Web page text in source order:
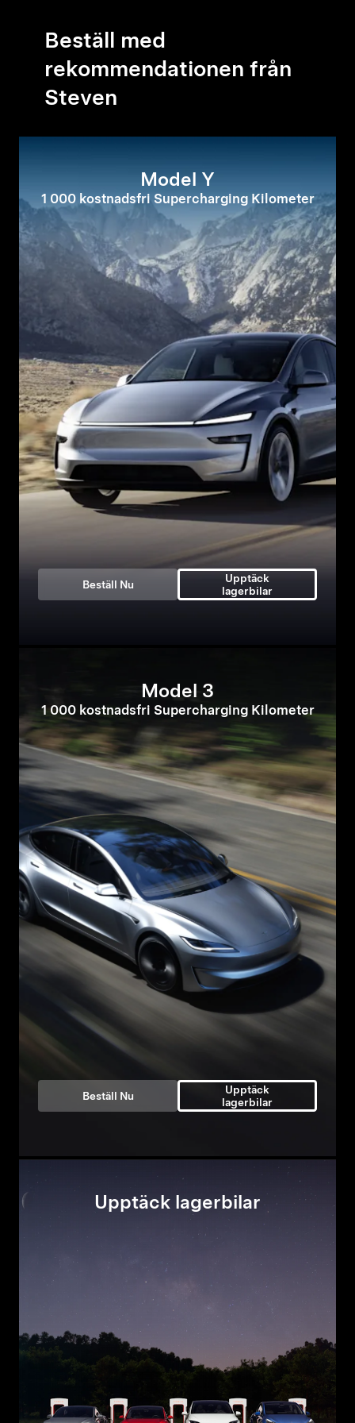
Beställ med
rekommendationen från
Steven
Model Y
1 000 kostnadsfri Supercharging Kilometer
Beställ Nu
Upptäck
lagerbilar
Model 3
1 000 kostnadsfri Supercharging Kilometer
Beställ Nu
Upptäck
lagerbilar
Upptäck lagerbilar